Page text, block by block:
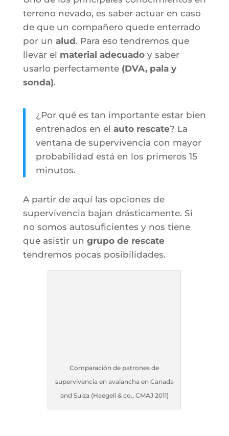
terreno nevado, es saber actuar en caso
de que un compañero quede enterrado
por un alud. Para eso tendremos que
llevar el material adecuadoy saber
usarlo perfectamente (DVA, pala y
sonda).
¿Por qué es tan importante estar bien
entrenados en el auto rescate? La
ventana de supervivencia con mayor
probabilidad está en los primeros 15
minutos.
A partir de aquí las opciones de
supervivencia bajan drásticamente. Si
no somos autosuficientes y nos tiene
que asistir un grupo de rescate
tendremos pocas posibilidades.
Comparación de patrones de
supervivencia en avalancha en Canada
and Suiza (Haegeli & co., CMAJ 2011)